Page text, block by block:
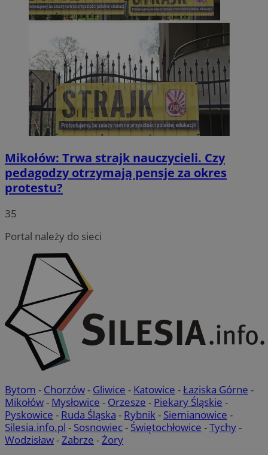
Mikołów: Trwa strajk nauczycieli. Czy
pedagodzy otrzymają pensje za okres
protestu?
35
Portal należy do sieci
Bytom - Chorzów- Gliwice - Katowice -Łaziska Górne -
Mikołów- Mysłowice - Orzesze - Piekary Śląskie -
Pyskowice - Ruda Śląska - Rybnik- Siemianowice -
Silesia.info.pl - Sosnowiec- Świętochłowice -Tychy-
Wodzisław-Zabrze -Żory